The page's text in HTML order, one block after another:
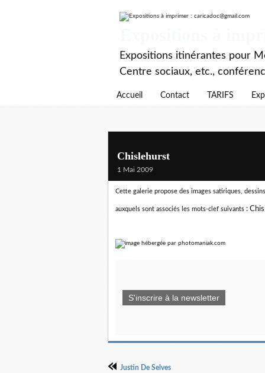
Expositions itinérantes pour
Centre sociaux, etc.,
Accueil Contact TARIFS
Chislehurst
1 Mai 2009
Cette galerie propose des images satiriques,
auxquels sont associés les mots-clef suivants :
S'inscrire à la newsletter
Justin De Selves